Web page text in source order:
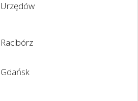
Urzędów
Racibórz
Gdańsk